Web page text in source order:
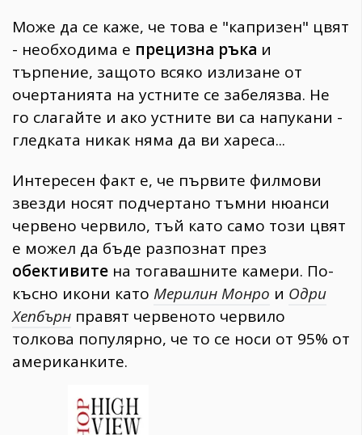
Може да се каже, че това е "капризен" цвят
- необходима е прецизна ръка и
търпение, защото всяко излизане от
очертанията на устните се забелязва. Не
го слагайте и ако устните ви са напукани -
гледката никак няма да ви хареса...
Интересен факт е, че първите филмови
звезди носят подчертано тъмни нюанси
червено червило, тъй като само този цвят
е можел да бъде разпознат през
обективите на тогавашните камери. По-
късно икони като Мерилин Монро и Одри
Хепбърн правят червеното червило
толкова популярно, че то се носи от 95% от
американките.